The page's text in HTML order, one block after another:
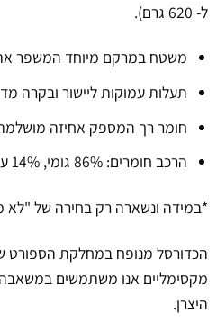
ל- 620 גרם).
משטח במרקם מיוחד המשפר את
תעלות עמוקות ליישור ובקרה
חומר רך המספק אחיזה
הרכב חומרים: 86% גומי, 14% עור סינטטי
*במידה ונשארה רק בחירה של "לא
הכדורסל מנופח במחלקת הספורט
היצרן.